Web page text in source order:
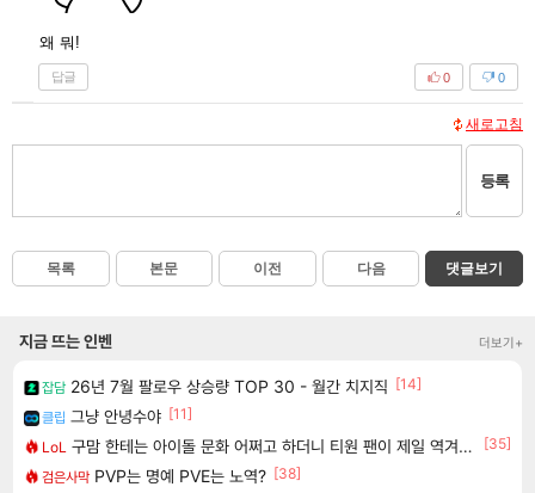
왜 뭐!
답글 0
0
새로고침
등록
목록 본문 이전 다음 댓글보기
지금 뜨는 인벤 더보기+
잡담 26년 7월 팔로우 상승량 TOP 30 - 월간 치지직 [14]
클립 그냥 안녕수야 [11]
LoL 구맘 한테는 아이돌 문화 어쩌고 하더니 티원 팬이 제일 역겨움 그냥
[35]
검은사막 PVP는 명예 PVE는 노역? [38]